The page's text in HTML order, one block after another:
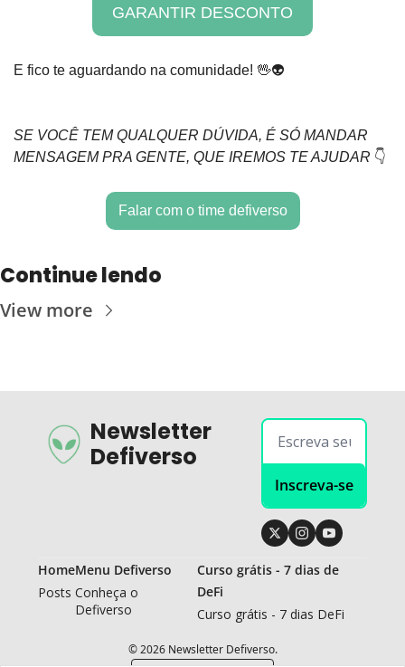
GARANTIR DESCONTO
E fico te aguardando na comunidade! 🖖👽
SE VOCÊ TEM QUALQUER DÚVIDA, É SÓ MANDAR
MENSAGEM PRA GENTE, QUE IREMOS TE AJUDAR 👇
Falar com o time defiverso
Continue lendo
View more
Newsletter
Defiverso
Inscreva-se
Home
Posts
Menu Defiverso
Conheça o
Defiverso
Curso grátis - 7 dias de
DeFi
Curso grátis - 7 dias DeFi
© 2026 Newsletter Defiverso.